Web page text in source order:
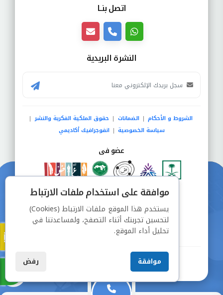
اتصل بنــا
النشرة البريدية
الشروط و الأحكام | الضمانات | حقوق الملكية الفكرية والنشر |
سياسة الخصوصية | انفوجرافيك أكاديمي
عضو فى
دفع آمن من خلال
جميع الحقوق محفوظة © شركة دراسة
موافقة على استخدام ملفات الارتباط
يستخدم هذا الموقع ملفات الارتباط (Cookies)
لتحسين تجربتك أثناء التصفح، ولمساعدتنا في
تحليل أداء الموقع.
موافقة رفض